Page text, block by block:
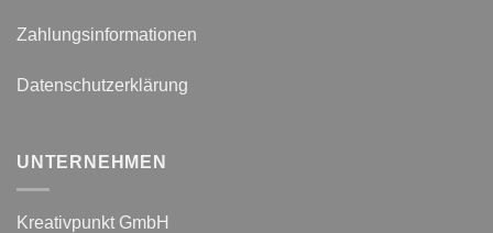
Zahlungsinformationen
Datenschutzerklärung
UNTERNEHMEN
Kreativpunkt GmbH